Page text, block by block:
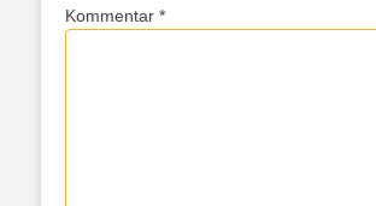
Kommentar *